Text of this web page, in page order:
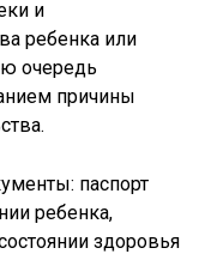
и
ребенка или
очередь
причины
паспорт
ребенка,
здоровья